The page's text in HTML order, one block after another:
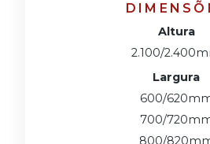
Altura
2.100/
Largura
600/
700/